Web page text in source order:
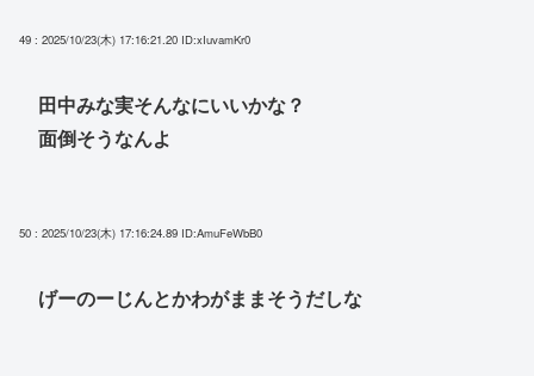
49 : 2025/10/23(木) 17:16:21.20 ID:xIuvamKr0
田中みな実そんなにいいかな？
面倒そうなんよ
50 : 2025/10/23(木) 17:16:24.89 ID:AmuFeWbB0
げーのーじんとかわがままそうだしな